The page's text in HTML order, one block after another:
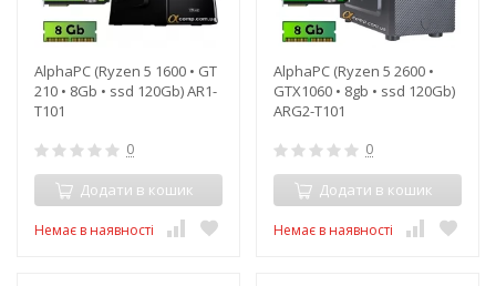
AlphaPC (Ryzen 5 1600 • GT
210 • 8Gb • ssd 120Gb) AR1-
T101
0
Додати в кошик
Немає в наявності
AlphaPC (Ryzen 5 2600 •
GTX1060 • 8gb • ssd 120Gb)
ARG2-T101
0
Додати в кошик
Немає в наявності